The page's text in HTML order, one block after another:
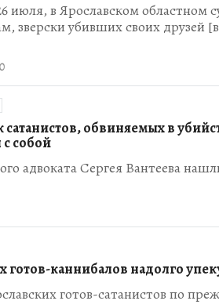
июля, в Ярославском областном
зверски убивших своих друзей
обвиняемых в
собой
адвоката Сергея Вантеева
готов-каннибалов надолго
готов-сатанистов по